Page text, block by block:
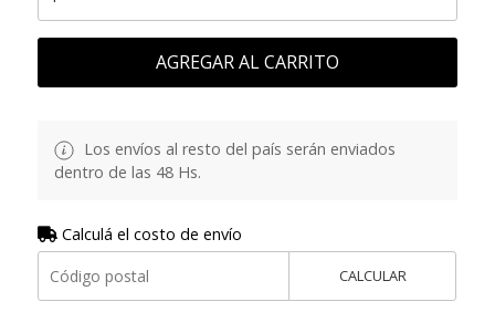
AGREGAR AL CARRITO
Los envíos al resto del país serán enviados
dentro de las 48 Hs.
Calculá el costo de envío
CALCULAR